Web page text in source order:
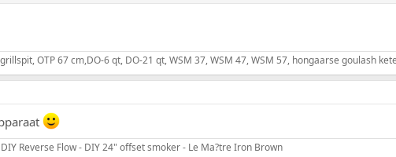
OTP 67 cm,DO-6 qt, DO-21 qt, WSM 37, WSM 47, WSM 57, hongaarse goulash
Reverse Flow - DIY 24" offset smoker - Le Ma?tre Iron Brown